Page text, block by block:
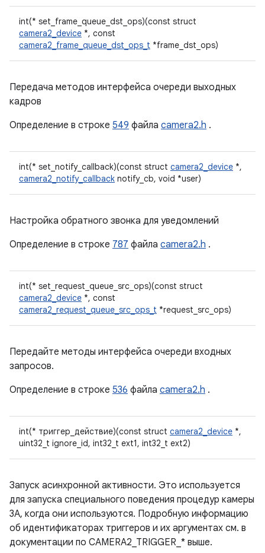
int(* set_frame_queue_dst_ops)(const struct
camera2_device *, const
camera2_frame_queue_dst_ops_t *frame_dst_ops)
Передача методов интерфейса очереди выходных
кадров
Определение в строке 549 файла camera2.h .
int(* set_notify_callback)(const struct camera2_device *,
camera2_notify_callback notify_cb, void *user)
Настройка обратного звонка для уведомлений
Определение в строке 787 файла camera2.h .
int(* set_request_queue_src_ops)(const struct
camera2_device *, const
camera2_request_queue_src_ops_t *request_src_ops)
Передайте методы интерфейса очереди входных
запросов.
Определение в строке 536 файла camera2.h .
int(* триггер_действие)(const struct camera2_device *,
uint32_t ignore_id, int32_t ext1, int32_t ext2)
Запуск асинхронной активности. Это используется
для запуска специального поведения процедур камеры
3A, когда они используются. Подробную информацию
об идентификаторах триггеров и их аргументах см. в
документации по CAMERA2_TRIGGER_* выше.